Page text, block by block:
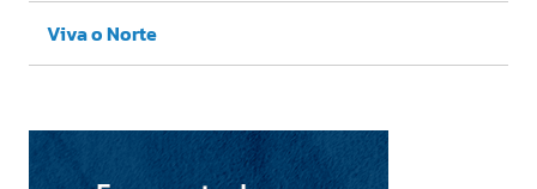
Viva o Norte